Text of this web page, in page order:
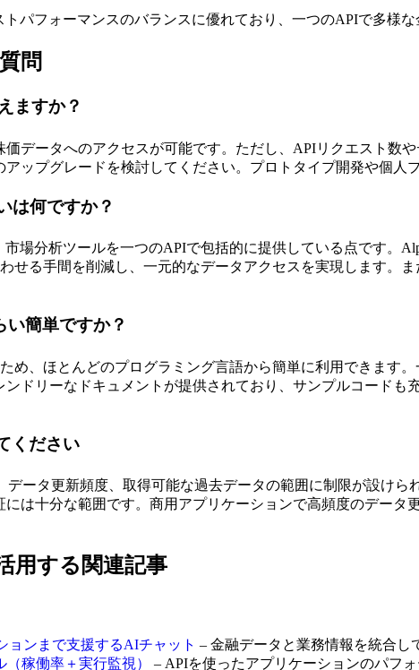
パフォーマンスのバランスに優れており、一つのAPIで多様
問
ますか？
データへのアクセスが可能です。ただし、APIリクエスト数
アップグレードを検討してください。プロトタイプ開発や個人
は何ですか？
場分析ツールを一つのAPIで包括的に提供している点です。
せる手間を削減し、一元的なデータアクセスを実現します。
い簡単ですか？
め、ほとんどのプログラミング言語から簡単に利用できます
ドリーなドキュメントが提供されており、サンプルコード
ください
ータ更新頻度、取得可能な過去データの範囲に制限が設け
は十分な範囲です。商用アプリケーションで高頻度のデー
用する関連記事
ョンまで支援するAIチャット – 金融データと業務情報を統合し
（稼働率＋実行監視）
– APIを使ったアプリケーションのパフ